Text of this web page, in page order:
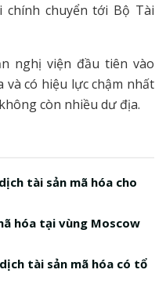
chuyển tới Bộ Tài
nghị viện đầu tiên vào
có hiệu lực chậm nhất
còn nhiều dư địa.
tài sản mã hóa cho
hóa tại vùng Moscow
tài sản mã hóa có tổ